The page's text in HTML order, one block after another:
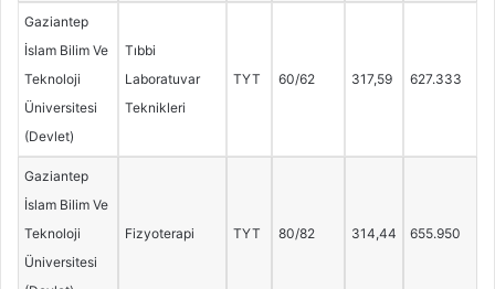
Gaziantep
İslam Bilim Ve
Teknoloji
Üniversitesi
(Devlet)
Tıbbi
Laboratuvar
Teknikleri
TYT 60/62 317,59 627.333
Gaziantep
İslam Bilim Ve
Teknoloji
Üniversitesi
Fizyoterapi TYT 80/82 314,44 655.950